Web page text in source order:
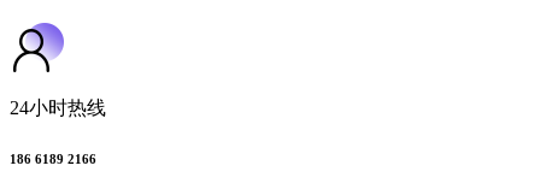
24小时热线
186 6189 2166